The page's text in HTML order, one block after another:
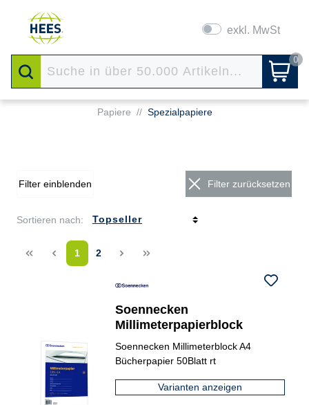
exkl. MwSt
0
Papiere // Spezialpapiere
Filter einblenden Filter zurücksetzen
Sortieren nach:
<< < 1 2 > >>
Soennecken
Millimeterpapierblock
Soennecken Millimeterblock A4
Bücherpapier 50Blatt rt
Varianten anzeigen